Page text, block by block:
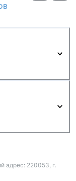
адрес: 220053, г.